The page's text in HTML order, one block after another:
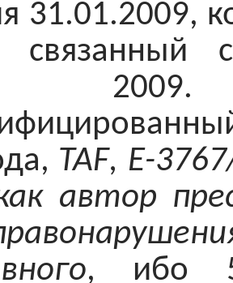
31.01.2009,
TAF, E-
автор
, ибо